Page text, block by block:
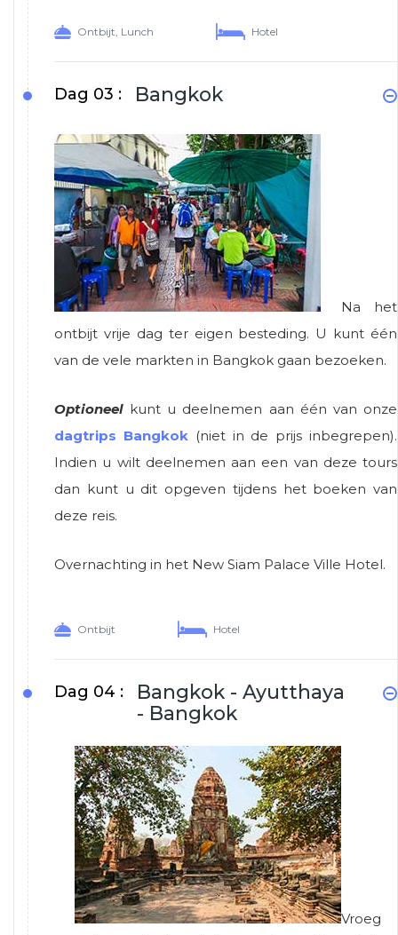
Ontbijt, Lunch Hotel
Dag 03 : Bangkok
Na het
ontbijt vrije dag ter eigen besteding. U kunt één
van de vele markten in Bangkok gaan bezoeken.
Optioneel kunt u deelnemen aan één van onze
dagtrips Bangkok(niet in de prijs inbegrepen).
Indien u wilt deelnemen aan een van deze tours
dan kunt u dit opgeven tijdens het boeken van
deze reis.
Overnachting in het New Siam Palace Ville Hotel.
Ontbijt Hotel
Dag 04 :
Bangkok - Ayutthaya
- Bangkok
Vroeg